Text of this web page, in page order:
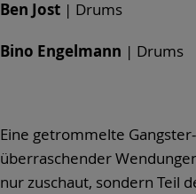
Ben Jost | Drums
Bino Engelmann | Drums
Eine getrommelte
überraschender
nur zuschaut, sondern Teil